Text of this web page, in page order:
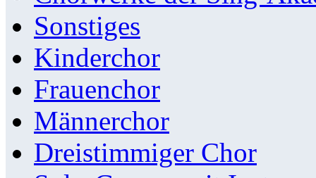
Sonstiges
Kinderchor
Frauenchor
Männerchor
Dreistimmiger Chor